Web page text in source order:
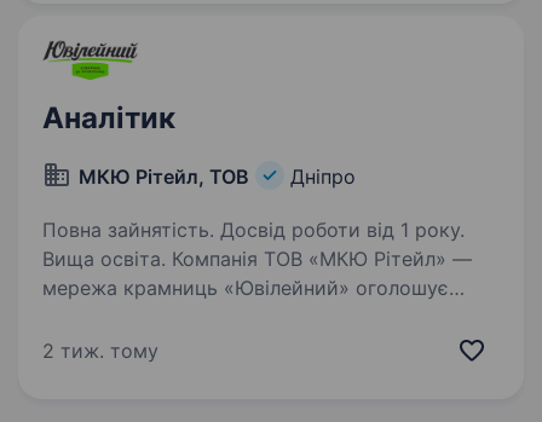
Аналітик
МКЮ Рітейл, ТОВ Дніпро
Повна зайнятість. Досвід роботи від 1 року.
Вища освіта. Компанія ТОВ «МКЮ Рітейл» —
мережа крамниць «Ювілейний» оголошує
відділ: Обов’язки: Аналіз продажів, товарообігу
2 тиж. тому